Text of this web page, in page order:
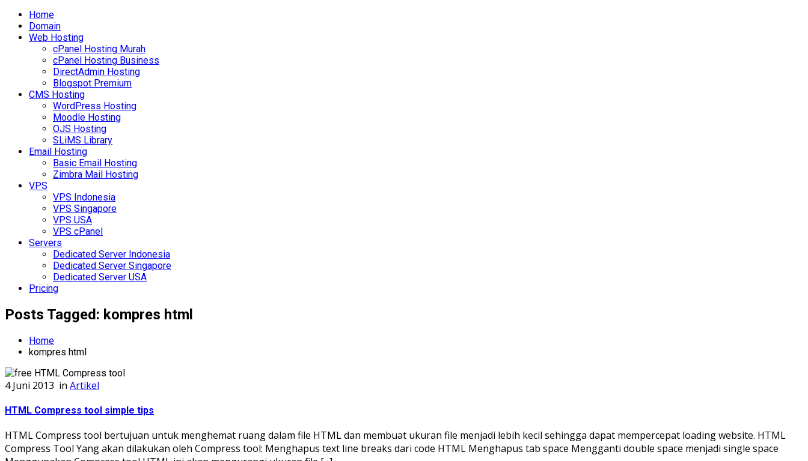
Home
Domain
Web Hosting
cPanel Hosting Murah
cPanel Hosting Business
DirectAdmin Hosting
Blogspot Premium
CMS Hosting
WordPress Hosting
Moodle Hosting
OJS Hosting
SLiMS Library
Email Hosting
Basic Email Hosting
Zimbra Mail Hosting
VPS
VPS Indonesia
VPS Singapore
VPS USA
VPS cPanel
Servers
Dedicated Server Indonesia
Dedicated Server Singapore
Dedicated Server USA
Pricing
Posts Tagged: kompres html
Home
kompres html
4 Juni 2013 in Artikel
HTML Compress tool simple tips
HTML Compress tool bertujuan untuk menghemat ruang dalam file HTML dan membuat ukuran file menjadi lebih kecil sehingga dapat mempercepat loading website. HTML
Compress Tool Yang akan dilakukan oleh Compress tool: Menghapus text line breaks dari code HTML Menghapus tab space Mengganti double space menjadi single space